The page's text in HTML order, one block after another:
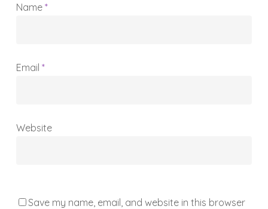
Name *
Email *
Website
Save my name, email, and website in this browser